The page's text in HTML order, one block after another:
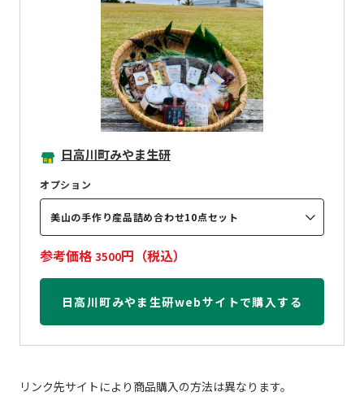
日高川町みやま生研
オプション
美山の手作り産品詰め合わせ10点セット
参考価格 3500円（税込）
日高川町みやま生研webサイトで購入する
リンク先サイトにより商品購入の方法は異なります。